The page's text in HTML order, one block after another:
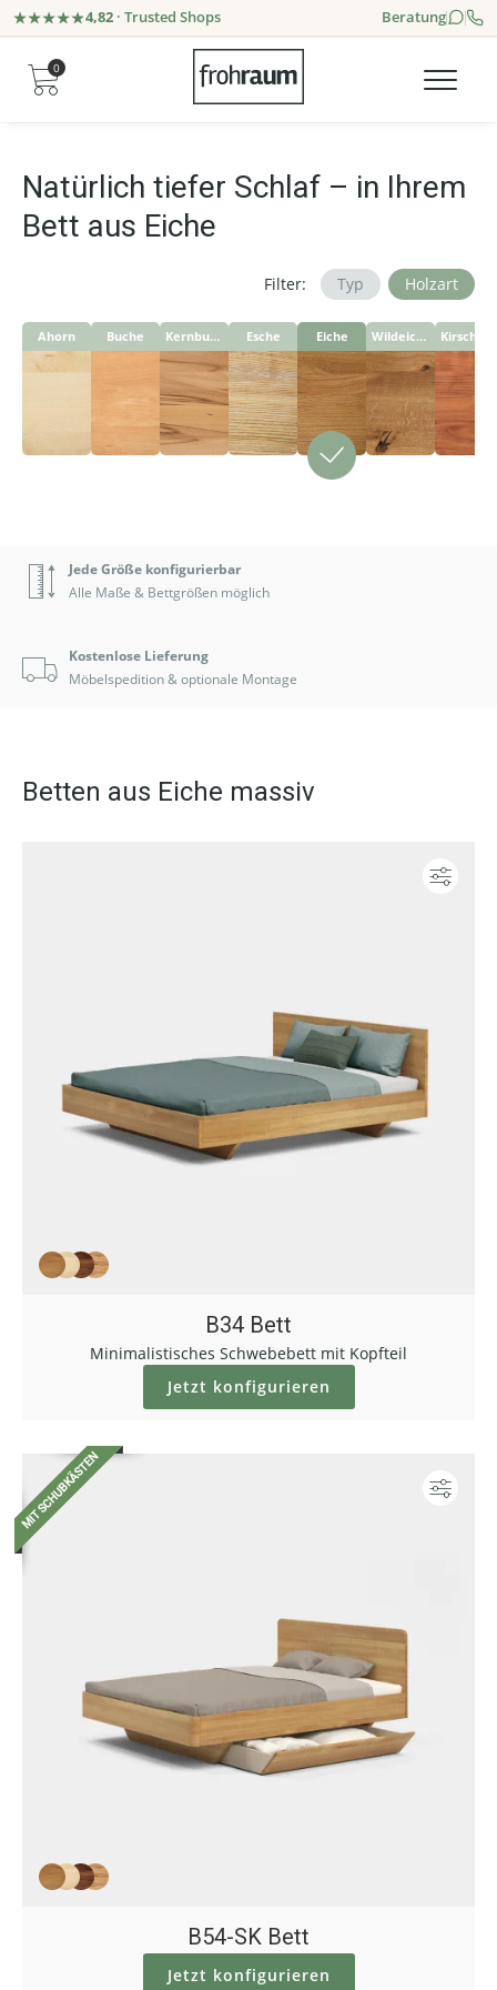
4,82 · Trusted Shops Beratung
0
Natürlich tiefer Schlaf – in Ihrem
Bett aus Eiche
Filter: Typ Holzart
Ahorn Buche Kernbuche Esche Eiche Wildeiche
Jede Größe konfigurierbar
Alle Maße & Bettgrößen möglich
Kostenlose Lieferung
Möbelspedition & optionale Montage
Betten aus Eiche massiv
B34 Bett
Minimalistisches Schwebebett mit Kopfteil
Jetzt konfigurieren
B54-SK Bett
Jetzt konfigurieren